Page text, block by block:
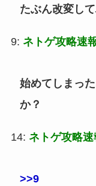
たぶん改変し
9: ネトゲ攻略速
始めてしまっ
か？
14: ネトゲ攻略速
>>9